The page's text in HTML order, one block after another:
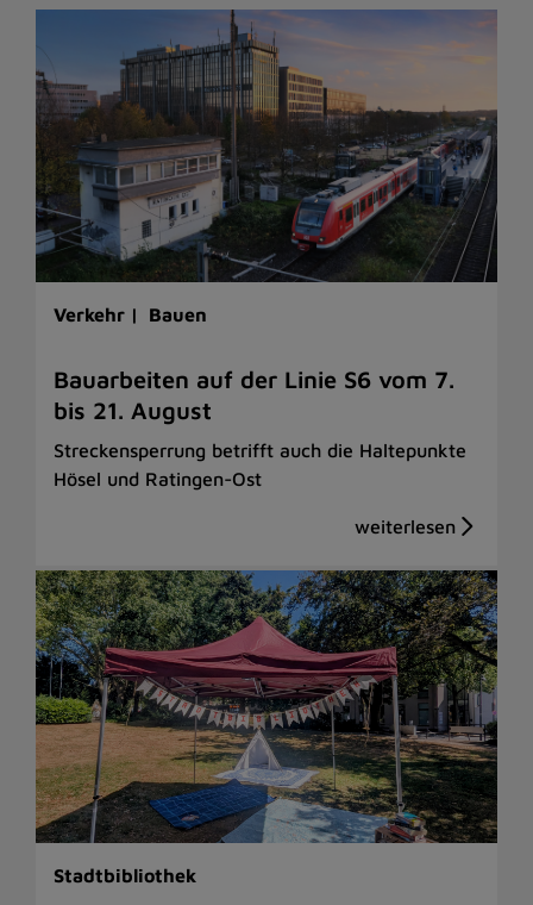
Verkehr | Bauen
Bauarbeiten auf der Linie S6 vom 7.
bis 21. August
Streckensperrung betrifft auch die Haltepunkte
Hösel und Ratingen-Ost
Stadtbibliothek